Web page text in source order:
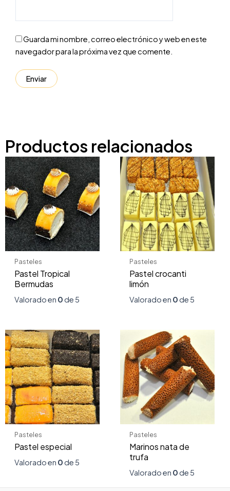
Guarda mi nombre, correo electrónico y web en este
navegador para la próxima vez que comente.
Productos relacionados
Pasteles
Pastel Tropical
Bermudas
Valorado en 0de 5
Pasteles
Pastel crocanti
limón
Valorado en 0de 5
Pasteles
Pastel especial
Valorado en 0de 5
Pasteles
Marinos nata de
trufa
Valorado en 0de 5